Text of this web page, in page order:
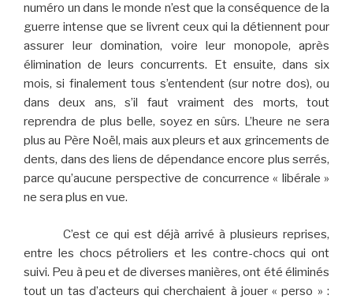
numéro un dans le monde n’est que la conséquence de la
guerre intense que se livrent ceux qui la détiennent pour
assurer leur domination, voire leur monopole, après
élimination de leurs concurrents. Et ensuite, dans six
mois, si finalement tous s’entendent (sur notre dos), ou
dans deux ans, s’il faut vraiment des morts, tout
reprendra de plus belle, soyez en sûrs. L’heure ne sera
plus au Père Noël, mais aux pleurs et aux grincements de
dents, dans des liens de dépendance encore plus serrés,
parce qu’aucune perspective de concurrence « libérale »
ne sera plus en vue.
C’est ce qui est déjà arrivé à plusieurs reprises,
entre les chocs pétroliers et les contre-chocs qui ont
suivi. Peu à peu et de diverses manières, ont été éliminés
tout un tas d’acteurs qui cherchaient à jouer « perso » :